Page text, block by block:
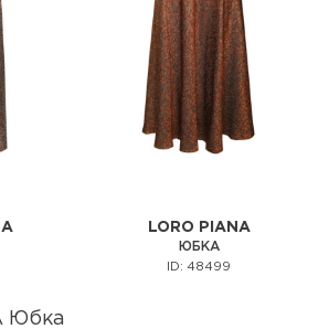
LORO PIANA
ЮБКА
ID: 48499